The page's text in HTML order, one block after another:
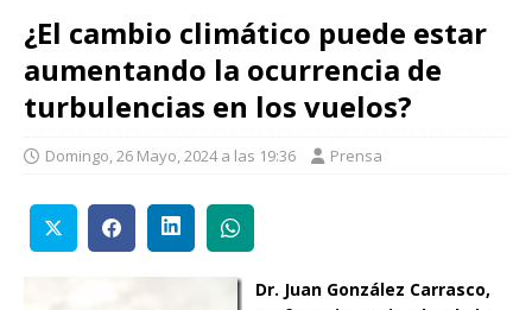
¿El cambio climático puede estar
aumentando la ocurrencia de
turbulencias en los vuelos?
Domingo, 26 Mayo, 2024 a las 19:36 Prensa
Dr. Juan González Carrasco,